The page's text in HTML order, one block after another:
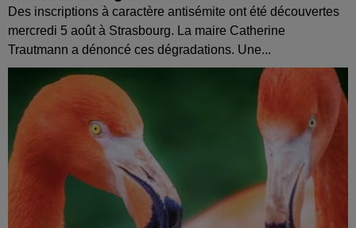
Des inscriptions à caractère antisémite ont été découvertes
mercredi 5 août à Strasbourg. La maire Catherine
Trautmann a dénoncé ces dégradations. Une...